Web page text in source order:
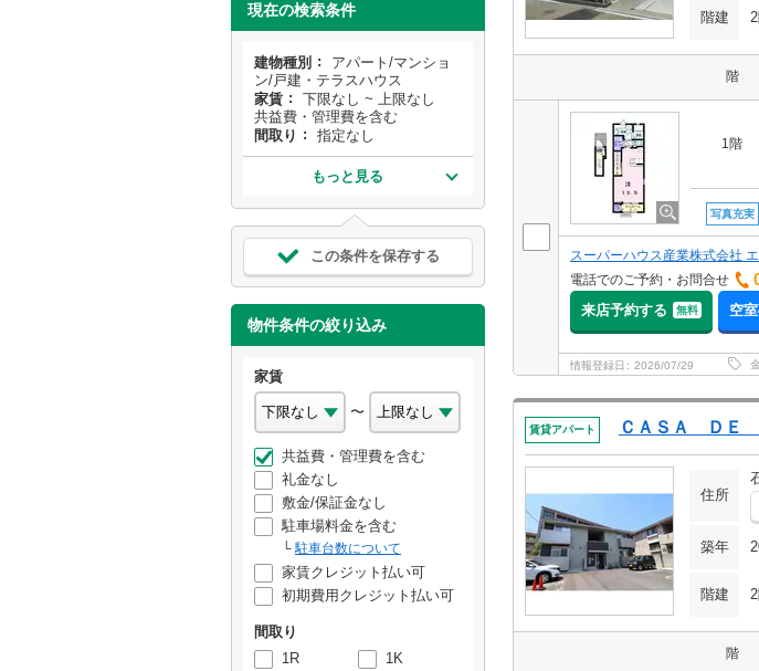
現在の検索条件
建物種別
アパート/マンショ
ン/戸建・テラスハウス
家賃
下限なし ~ 上限なし
共益費・管理費を含む
間取り
指定なし
もっと見る
この条件を保存する
物件条件の絞り込み
家賃
〜
共益費・管理費を含む
礼金なし
敷金/保証金なし
駐車場料金を含む
駐車台数について
家賃クレジット払い可
初期費用クレジット払い可
間取り
1R
1K
階建
階
1階
写真充実
スーパーハウス産業株式会社
電話でのご予約・お問合せ
来店予約する 無料 空
情報登録日 2026/07/29
賃貸アパート ＣＡＳＡ ＤＥ
住所
築年
階建
階